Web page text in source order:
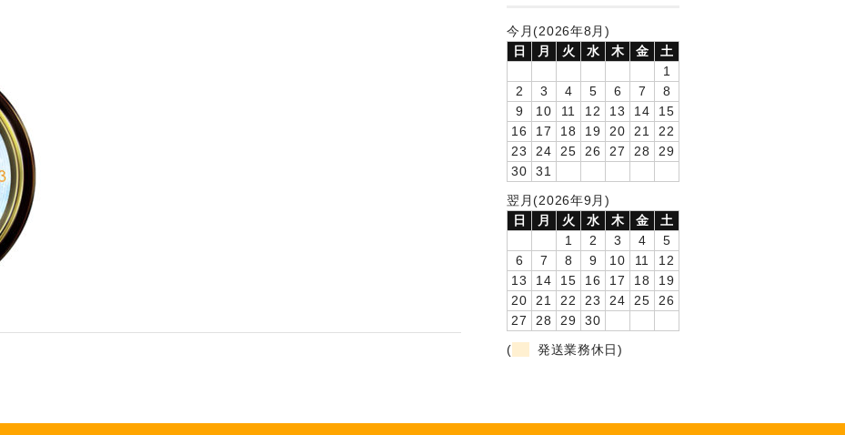
今月(2026年8月)
日
月 火 水 木 金
土
1
2
3 4 5 6 7
8
9
10 11 12 13 14
15
16
17 18 19 20 21
22
23
24 25 26 27 28
29
30
31
翌月(2026年9月)
日
月 火 水 木 金
土
1
2 3 4
5
6
7 8 9 10 11
12
13
14 15 16 17 18
19
20
21 22 23 24 25
26
27
28 29
30
(
発送業務休日)